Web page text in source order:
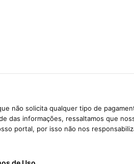
não solicita qualquer tipo de
das informações, ressaltamos que
portal, por isso não nos